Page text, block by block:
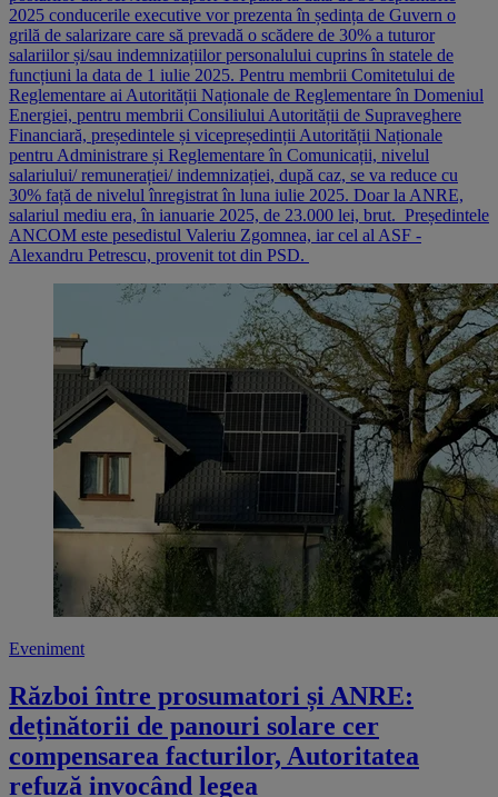
2025 conducerile executive vor prezenta în ședința de Guvern o
grilă de salarizare care să prevadă o scădere de 30% a tuturor
salariilor și/sau indemnizațiilor personalului cuprins în statele de
funcțiuni la data de 1 iulie 2025. Pentru membrii Comitetului de
Reglementare ai Autorității Naționale de Reglementare în Domeniul
Energiei, pentru membrii Consiliului Autorității de Supraveghere
Financiară, președintele și vicepreședinții Autorității Naționale
pentru Administrare și Reglementare în Comunicații, nivelul
salariului/ remunerației/ indemnizației, după caz, se va reduce cu
30% față de nivelul înregistrat în luna iulie 2025. Doar la ANRE,
salariul mediu era, în ianuarie 2025, de 23.000 lei, brut. Președintele
ANCOM este pesedistul Valeriu Zgomnea, iar cel al ASF -
Alexandru Petrescu, provenit tot din PSD.
Eveniment
Război între prosumatori și ANRE:
deținătorii de panouri solare cer
compensarea facturilor, Autoritatea
refuză invocând legea